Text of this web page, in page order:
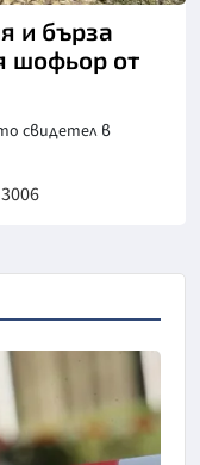
и бърза
шофьор от
свидетел в
3006